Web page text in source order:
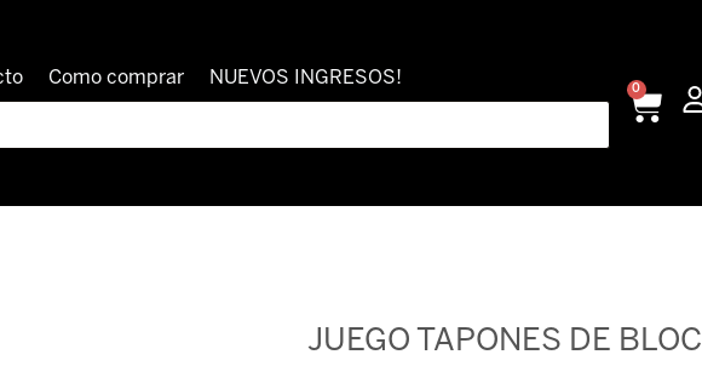
Como comprar NUEVOS INGRESOS!
0
JUEGO TAPONES DE